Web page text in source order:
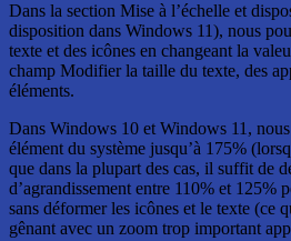
Dans la section Mise à l’échelle et
disposition dans Windows 11), nous
texte et des icônes en changeant la
champ Modifier la taille du texte, des
éléments.
Dans Windows 10 et Windows 11,
élément du système jusqu’à 175%
que dans la plupart des cas, il suffit de
d’agrandissement entre 110% et 125%
sans déformer les icônes et le texte (ce
gênant avec un zoom trop important